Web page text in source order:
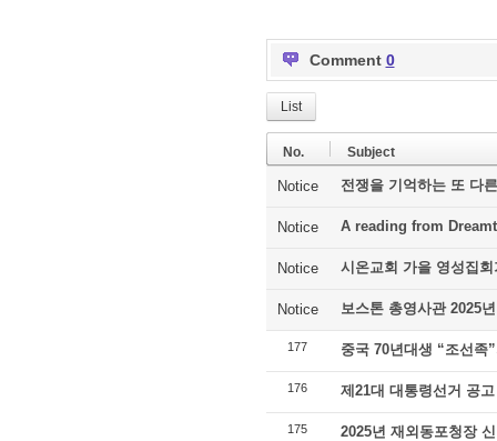
Comment 0
List
No. Subject
Notice 전쟁을 기억하는 또 다
Notice A reading from
Notice 시온교회 가을 영성집
Notice 보스톤 총영사관 2025
177 중국 70년대생 “조선족
176 제21대 대통령선거 공고
175 2025년 재외동포청장